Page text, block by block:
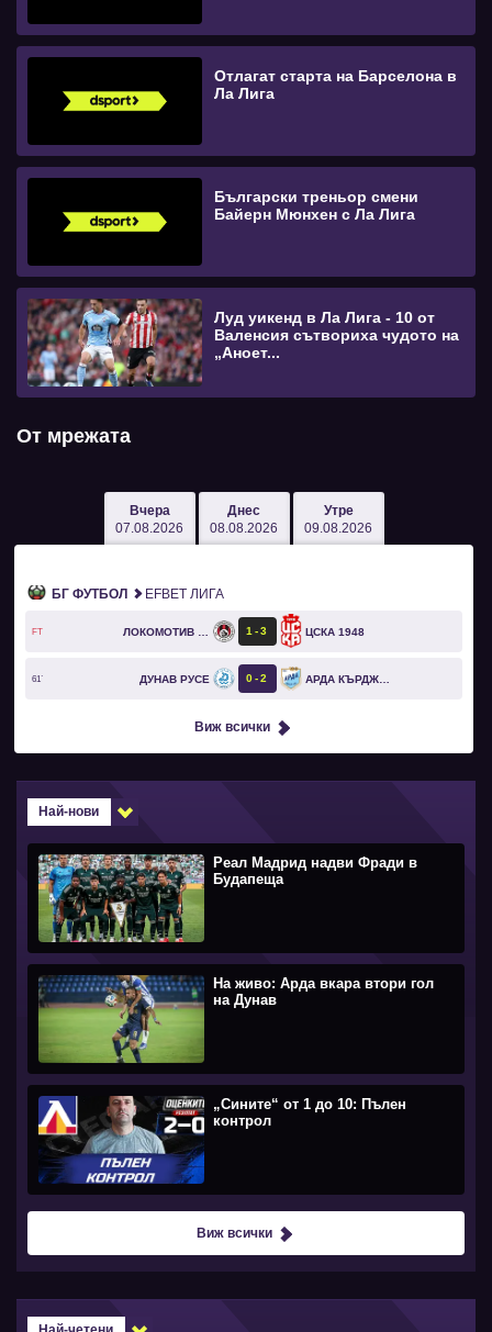
Отлагат старта на Барселона в
Ла Лига
Български треньор смени
Байерн Мюнхен с Ла Лига
Луд уикенд в Ла Лига - 10 от
Валенсия сътвориха чудото на
„Аноет...
От мрежата
Вчера
07.08.2026
Днес
08.08.2026
Утре
09.08.2026
БГ ФУТБОЛ EFBET ЛИГА
FT 1 3 ЦСКА 1948
61` ДУНАВ РУСЕ 0 2 АРДА КЪРДЖАЛИ
Виж всички
Най-нови
Реал Мадрид надви Фради в
Будапеща
На живо: Арда вкара втори гол
на Дунав
„Сините“ от 1 до 10: Пълен
контрол
Виж всички